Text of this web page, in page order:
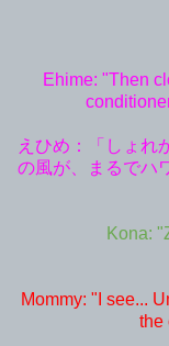
Ehime: "Then
えひめ：「しょれ
の風が、まるでハ
Kona:
Mommy: "I see...
the